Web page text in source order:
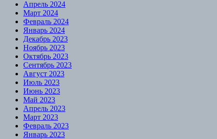
Апрель 2024
Март 2024
Февраль 2024
Январь 2024
Декабрь 2023
Ноябрь 2023
Октябрь 2023
Сентябрь 2023
Август 2023
Июль 2023
Июнь 2023
Май 2023
Апрель 2023
Март 2023
Февраль 2023
Январь 2023